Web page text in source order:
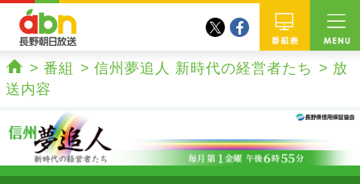
番組
twitterfacebook
ホーム
番組 信州夢追人 新時代の経営者たち
放
送内容